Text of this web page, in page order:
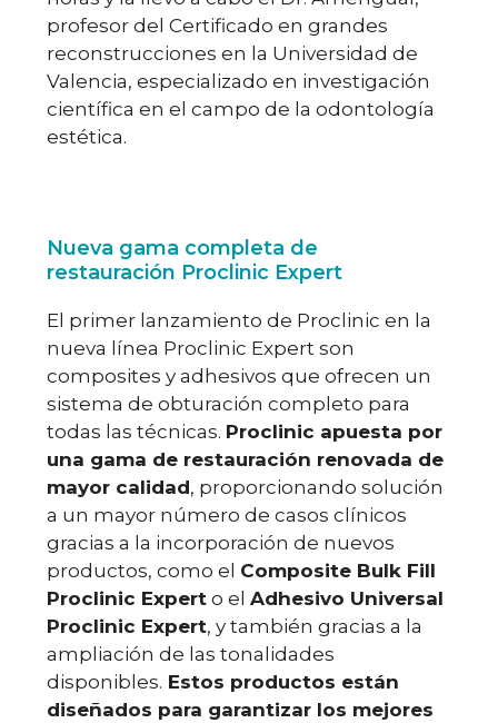
profesor del Certificado en grandes
reconstrucciones en la Universidad de
Valencia, especializado en investigación
científica en el campo de la odontología
estética.
Nueva gama completa de
restauración Proclinic Expert
El primer lanzamiento de Proclinic en la
nueva línea Proclinic Expert son
composites y adhesivos que ofrecen un
sistema de obturación completo para
todas las técnicas. Proclinic apuesta por
una gama de restauración renovada de
mayor calidad, proporcionando solución
a un mayor número de casos clínicos
gracias a la incorporación de nuevos
productos, como el Composite Bulk Fill
Proclinic Expert o el Adhesivo Universal
Proclinic Expert, y también gracias a la
ampliación de las tonalidades
disponibles. Estos productos están
diseñados para garantizar los mejores